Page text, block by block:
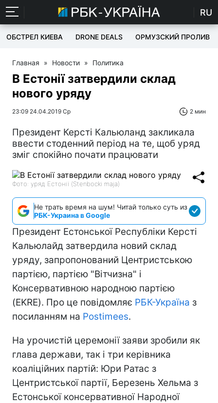
RU
ОБСТРЕЛ КИЕВА DRONE DEALS ОРМУЗСКИЙ ПРОЛИВ
Главная » Новости » Политика
В Естонії затвердили склад
нового уряду
23:09 24.04.2019 Ср 2 мин
Президент Керсті Кальюланд закликала
ввести стоденний період на те, щоб уряд
зміг спокійно почати працювати
Фото: уряд Естонії (Stenbocki maja)
Не трать время на шум! Читай только суть из
РБК-Украина в Google
Президент Естонської Республіки Керсті
Кальюлайд затвердила новий склад
уряду, запропонований Центристською
партією, партією "Вітчизна" і
Консервативною народною партією
(EKRE). Про це повідомляє РБК-Україна з
посиланням на Postimees.
На урочистій церемонії заяви зробили як
глава держави, так і три керівника
коаліційних партій: Юри Ратас з
Центристської партії, Березень Хельма з
Естонської консервативної Народної